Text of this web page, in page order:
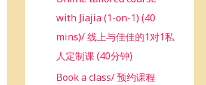
with Jiajia (1-on-1) (40
mins)/ 线上与佳佳的1对1私
人定制课 (40分钟)
Book a class/ 预约课程